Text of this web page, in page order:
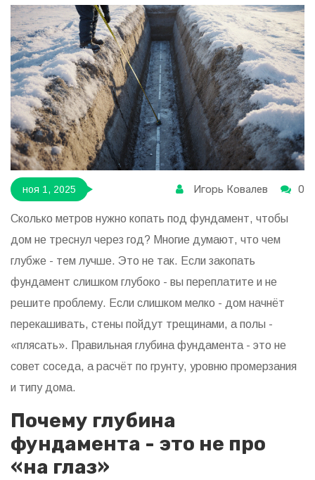
ноя 1, 2025 Игорь Ковалев 0
Сколько метров нужно копать под фундамент, чтобы
дом не треснул через год? Многие думают, что чем
глубже - тем лучше. Это не так. Если закопать
фундамент слишком глубоко - вы переплатите и не
решите проблему. Если слишком мелко - дом начнёт
перекашивать, стены пойдут трещинами, а полы -
«плясать». Правильная глубина фундамента - это не
совет соседа, а расчёт по грунту, уровню промерзания
и типу дома.
Почему глубина
фундамента - это не про
«на глаз»